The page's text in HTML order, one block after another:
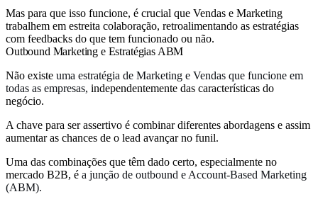
Mas para que isso funcione, é crucial que Vendas e Marketing
trabalhem em estreita colaboração, retroalimentando as estratégias
com feedbacks do que tem funcionado ou não.
Outbound Marketing e Estratégias ABM
Não existe uma estratégia de Marketing e Vendas que funcione em
todas as empresas, independentemente das características do
negócio.
A chave para ser assertivo é combinar diferentes abordagens e assim
aumentar as chances de o lead avançar no funil.
Uma das combinações que têm dado certo, especialmente no
mercado B2B, é a junção de outbound e Account-Based Marketing
(ABM).